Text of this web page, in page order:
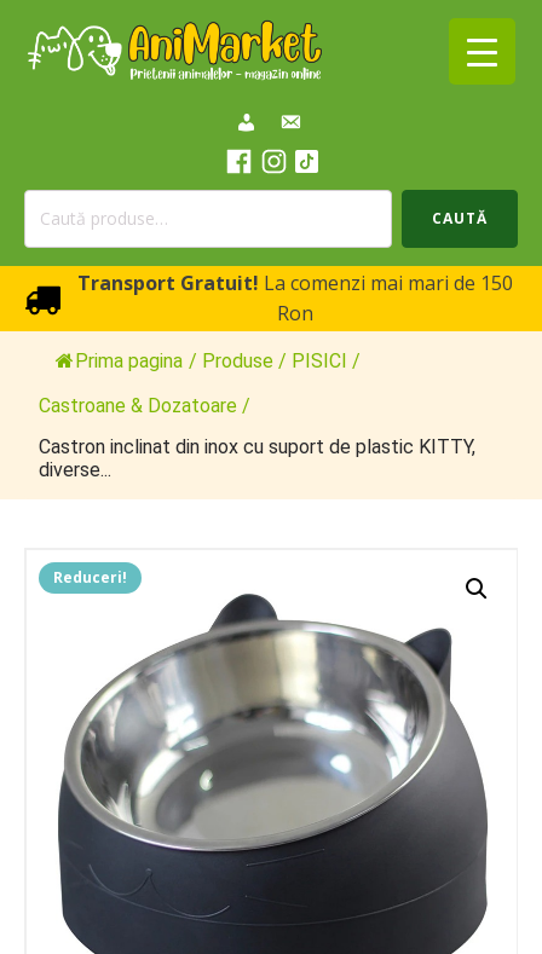
Caută
CAUTĂ
Transport Gratuit! La comenzi mai mari de 150
Ron
Prima pagina / Produse / PISICI /
Castroane & Dozatoare /
Castron inclinat din inox cu suport de plastic KITTY,
diverse...
Reduceri!